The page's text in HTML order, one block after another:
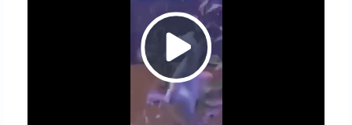
Play
להמשך קריאה